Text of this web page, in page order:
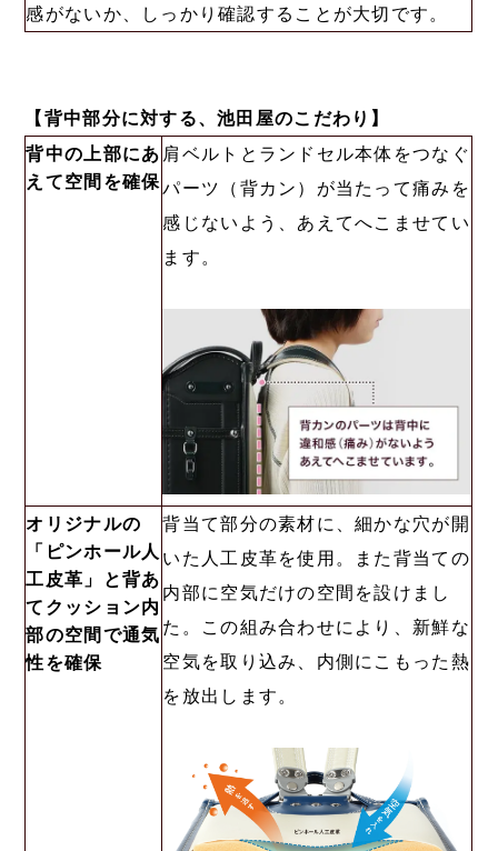
感がないか、しっかり確認することが大切です。
【背中部分に対する、池田屋のこだわり】
背中の上部にあ
えて空間を確保
肩ベルトとランドセル本体をつなぐ
パーツ（背カン）が当たって痛みを
感じないよう、あえてへこませてい
ます。
オリジナルの
「ピンホール人
工皮革」と背あ
てクッション内
部の空間で通気
性を確保
背当て部分の素材に、細かな穴が開
いた人工皮革を使用。また背当ての
内部に空気だけの空間を設けまし
た。この組み合わせにより、新鮮な
空気を取り込み、内側にこもった熱
を放出します。